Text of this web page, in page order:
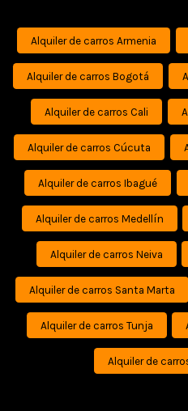
Alquiler de carros Armenia
Alquiler de carros Bogotá
Alquiler de carros Cali
Alquiler de carros Cúcuta
Alquiler de carros Ibagué
Alquiler de carros Medellín
Alquiler de carros Neiva
Alquiler de carros Santa Marta
Alquiler de carros Tunja
Alquiler de